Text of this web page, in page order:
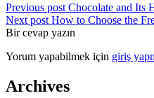
Yazı
dolaşımı
Previous post Chocolate and Its
Next post How to Choose the
Bir cevap yazın
Yorum yapabilmek için giriş
Archives